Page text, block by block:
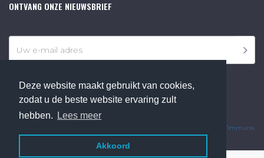
Deze website maakt gebruikt van cookies,
zodat u de beste website ervaring zult
hebben.
Lees meer
Akkoord
ONTVANG ONZE NIEUWSBRIEF
©2018 Online Museum de Bilt. Alle rechten voorbehouden.
Ommune